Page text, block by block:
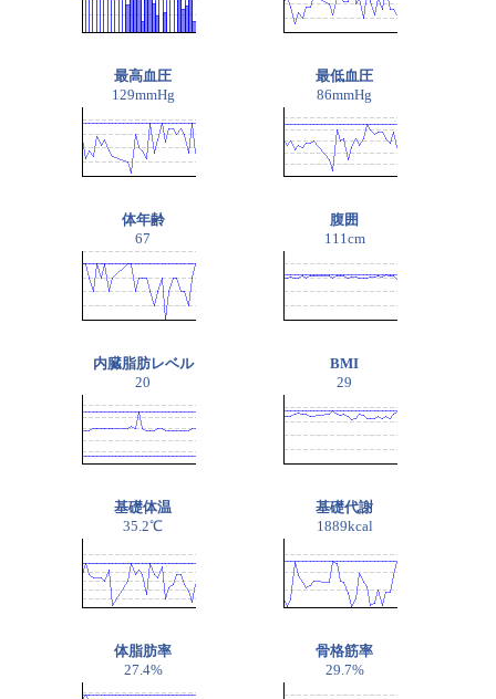
最高血圧
129mmHg
最低血圧
86mmHg
体年齢
67
腹囲
111cm
内臓脂肪レベル
20
BMI
29
基礎体温
35.2℃
基礎代謝
1889kcal
体脂肪率
27.4%
骨格筋率
29.7%